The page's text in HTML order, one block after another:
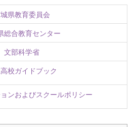
県教育委員会
総合教育センター
文部科学省
校ガイドブック
ンおよびスクールポリシー